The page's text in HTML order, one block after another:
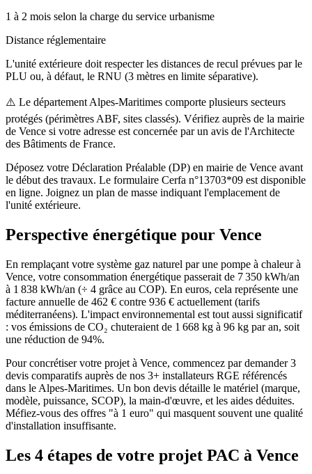
1 à 2 mois selon la charge du service urbanisme
Distance réglementaire
L'unité extérieure doit respecter les distances de recul prévues par le
PLU ou, à défaut, le RNU (3 mètres en limite séparative).
⚠️ Le département Alpes-Maritimes comporte plusieurs secteurs
protégés (périmètres ABF, sites classés). Vérifiez auprès de la mairie
de Vence si votre adresse est concernée par un avis de l'Architecte
des Bâtiments de France.
Déposez votre Déclaration Préalable (DP) en mairie de Vence avant
le début des travaux. Le formulaire Cerfa n°13703*09 est disponible
en ligne. Joignez un plan de masse indiquant l'emplacement de
l'unité extérieure.
Perspective énergétique pour Vence
En remplaçant votre système gaz naturel par une pompe à chaleur à
Vence, votre consommation énergétique passerait de 7 350 kWh/an
à 1 838 kWh/an (÷ 4 grâce au COP). En euros, cela représente une
facture annuelle de 462 € contre 936 € actuellement (tarifs
méditerranéens). L'impact environnemental est tout aussi significatif
: vos émissions de CO₂ chuteraient de 1 668 kg à 96 kg par an, soit
une réduction de 94%.
Pour concrétiser votre projet à Vence, commencez par demander 3
devis comparatifs auprès de nos 3+ installateurs RGE référencés
dans le Alpes-Maritimes. Un bon devis détaille le matériel (marque,
modèle, puissance, SCOP), la main-d'œuvre, et les aides déduites.
Méfiez-vous des offres "à 1 euro" qui masquent souvent une qualité
d'installation insuffisante.
Les 4 étapes de votre projet PAC à Vence